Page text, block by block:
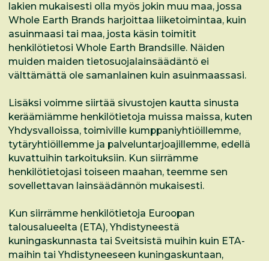
lakien mukaisesti olla myös jokin muu maa, jossa
Whole Earth Brands harjoittaa liiketoimintaa, kuin
asuinmaasi tai maa, josta käsin toimitit
henkilötietosi Whole Earth Brandsille. Näiden
muiden maiden tietosuojalainsäädäntö ei
välttämättä ole samanlainen kuin asuinmaassasi.
Lisäksi voimme siirtää sivustojen kautta sinusta
keräämiämme henkilötietoja muissa maissa, kuten
Yhdysvalloissa, toimiville kumppaniyhtiöillemme,
tytäryhtiöillemme ja palveluntarjoajillemme, edellä
kuvattuihin tarkoituksiin. Kun siirrämme
henkilötietojasi toiseen maahan, teemme sen
sovellettavan lainsäädännön mukaisesti.
Kun siirrämme henkilötietoja Euroopan
talousalueelta (ETA), Yhdistyneestä
kuningaskunnasta tai Sveitsistä muihin kuin ETA-
maihin tai Yhdistyneeseen kuningaskuntaan,